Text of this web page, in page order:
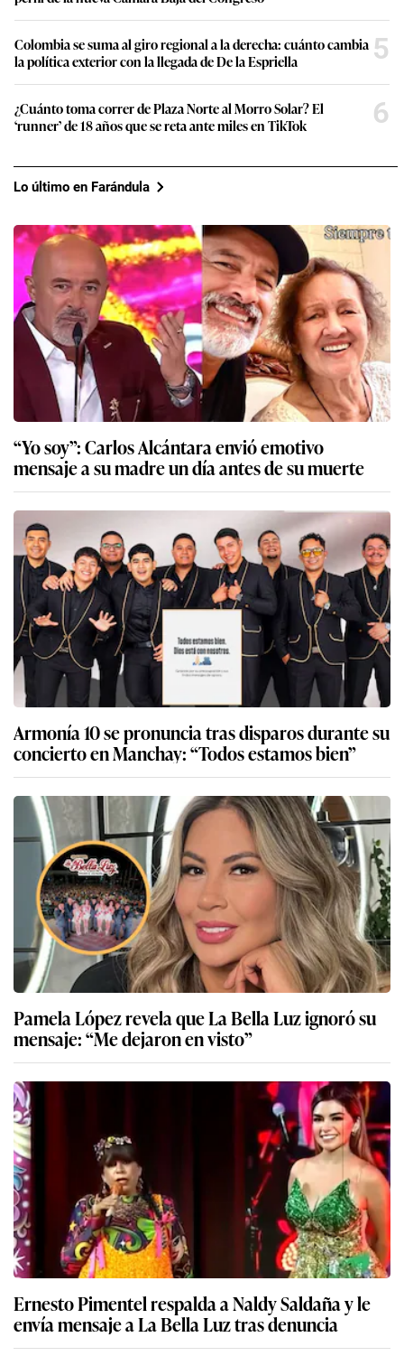
Colombia se suma al giro regional a la derecha: cuánto cambia
la política exterior con la llegada de De la Espriella
5
¿Cuánto toma correr de Plaza Norte al Morro Solar? El
‘runner’ de 18 años que se reta ante miles en TikTok
6
Lo último en Farándula
“Yo soy”: Carlos Alcántara envió emotivo
mensaje a su madre un día antes de su muerte
Armonía 10 se pronuncia tras disparos durante su
concierto en Manchay: “Todos estamos bien”
Pamela López revela que La Bella Luz ignoró su
mensaje: “Me dejaron en visto”
Ernesto Pimentel respalda a Naldy Saldaña y le
envía mensaje a La Bella Luz tras denuncia